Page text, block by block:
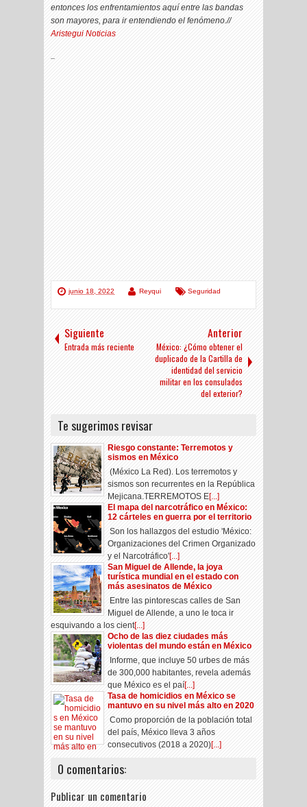
entonces los enfrentamientos aquí entre las bandas
son mayores, para ir entendiendo el fenómeno.//
Aristegui Noticias
_
junio 18, 2022 Reyqui Seguridad
Siguiente
Entrada más reciente
Anterior
México: ¿Cómo obtener el
duplicado de la Cartilla de
identidad del servicio
militar en los consulados
del exterior?
Te sugerimos revisar
Riesgo constante: Terremotos y
sismos en México
(México La Red). Los terremotos y
sismos son recurrentes en la República
Mejicana.TERREMOTOS E[...]
El mapa del narcotráfico en México:
12 cárteles en guerra por el territorio
Son los hallazgos del estudio 'México:
Organizaciones del Crimen Organizado
y el Narcotráfico'[...]
San Miguel de Allende, la joya
turística mundial en el estado con
más asesinatos de México
Entre las pintorescas calles de San
Miguel de Allende, a uno le toca ir
esquivando a los cient[...]
Ocho de las diez ciudades más
violentas del mundo están en México
Informe, que incluye 50 urbes de más
de 300,000 habitantes, revela además
que México es el paí[...]
Tasa de homicidios en México se
mantuvo en su nivel más alto en 2020
Como proporción de la población total
del país, México lleva 3 años
consecutivos (2018 a 2020)[...]
0 comentarios:
Publicar un comentario